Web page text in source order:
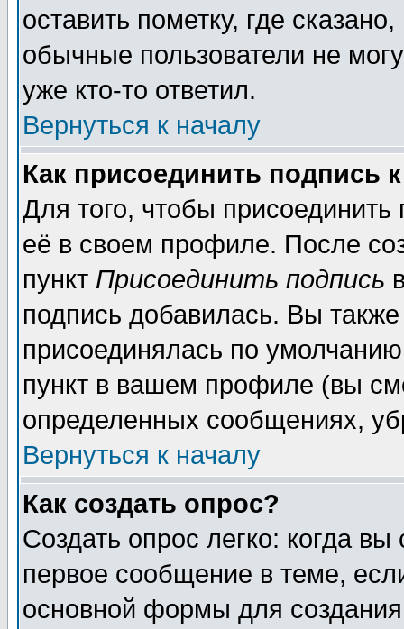
оставить пометку, где
обычные пользователи не
уже кто-то ответил.
Вернуться к началу
Как присоединить подпись
Для того, чтобы
её в своем профиле. После
пункт Присоединить подпись
подпись добавилась. Вы
присоединялась по
пункт в вашем профиле (вы
определенных сообщениях,
Вернуться к началу
Как создать опрос?
Создать опрос легко: когда
первое сообщение в теме,
основной формы для